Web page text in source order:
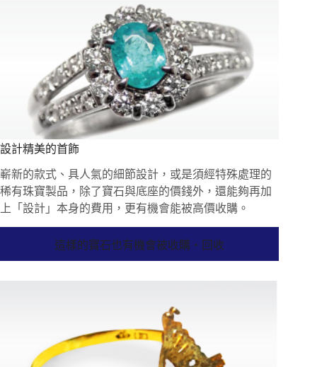
設計精美的首飾
嶄新的款式、具人氣的細節設計，或是須經特殊處理的
稀有珠寶製品，除了寶石與底座的價錢外，還能夠再加
上「設計」本身的費用，更有機會能被高價收購。
這樣的寶石也有機會被收購・回收